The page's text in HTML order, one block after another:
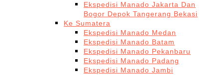
Ekspedisi Manado Jakarta Dan
Bogor Depok Tangerang Bekasi
Ke Sumatera
Ekspedisi Manado Medan
Ekspedisi Manado Batam
Ekspedisi Manado Pekanbaru
Ekspedisi Manado Padang
Ekspedisi Manado Jambi